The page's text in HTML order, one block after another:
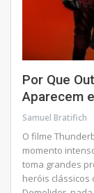
Por Que
Aparecem
Samuel Bratifich
O filme
momento
toma grandes
heróis clássicos